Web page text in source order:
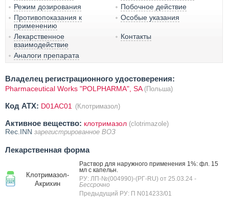
Режим дозирования
Побочное действие
Противопоказания к
применению
Особые указания
Лекарственное
взаимодействие
Контакты
Аналоги препарата
Владелец регистрационного удостоверения:
Pharmaceutical Works "POLPHARMA", SA (Польша)
Код ATX: D01AC01 (Клотримазол)
Активное вещество: клотримазол (clotrimazole)
Rec.INN зарегистрированное ВОЗ
Лекарственная форма
Клотримазол-
Акрихин
Раствор для наружного применения 1%: фл. 15
мл с капельн.
РУ: ЛП-№(004990)-(РГ-RU) от 25.03.24 -
Бессрочно
Предыдущий РУ: П N014233/01